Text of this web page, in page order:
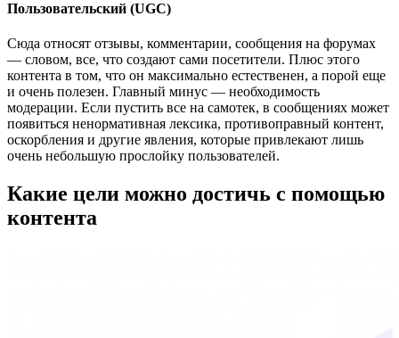
Пользовательский (UGC)
Сюда относят отзывы, комментарии, сообщения на форумах
— словом, все, что создают сами посетители. Плюс этого
контента в том, что он максимально естественен, а порой еще
и очень полезен. Главный минус — необходимость
модерации. Если пустить все на самотек, в сообщениях может
появиться ненормативная лексика, противоправный контент,
оскорбления и другие явления, которые привлекают лишь
очень небольшую прослойку пользователей.
Какие цели можно достичь с помощью
контента